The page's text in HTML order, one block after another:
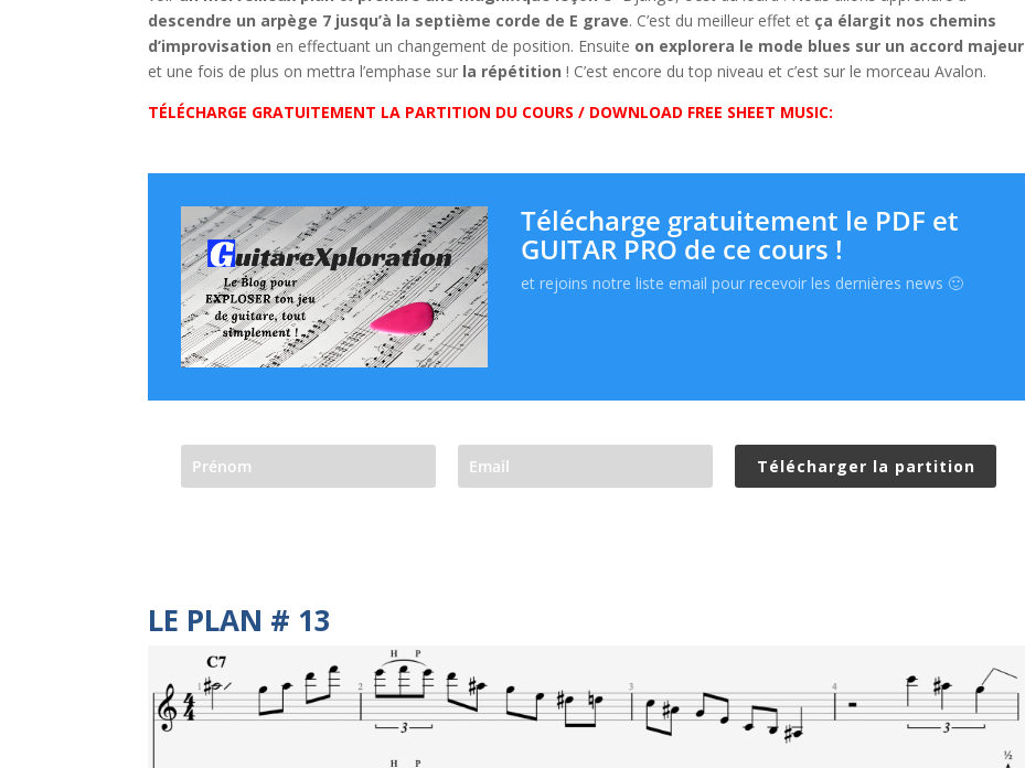
descendre un arpège 7 jusqu’à la septième corde de E grave. C’est du meilleur effet et ça élargit nos chemins
d’improvisation en effectuant un changement de position. Ensuite on explorera le mode blues sur un accord majeur
et une fois de plus on mettra l’emphase sur la répétition ! C’est encore du top niveau et c’est sur le morceau Avalon.
TÉLÉCHARGE GRATUITEMENT LA PARTITION DU COURS / DOWNLOAD FREE SHEET MUSIC:
Télécharge gratuitement le PDF et
GUITAR PRO de ce cours !
et rejoins notre liste email pour recevoir les dernières news 🙂
Télécharger la partition
LE PLAN # 13